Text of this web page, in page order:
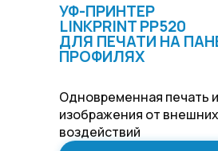
УФ-ПРИНТЕР
LINKPRINT PP520
ДЛЯ ПЕЧАТИ НА
ПРОФИЛЯХ
Одновременная печать
изображения от внешних
воздействий